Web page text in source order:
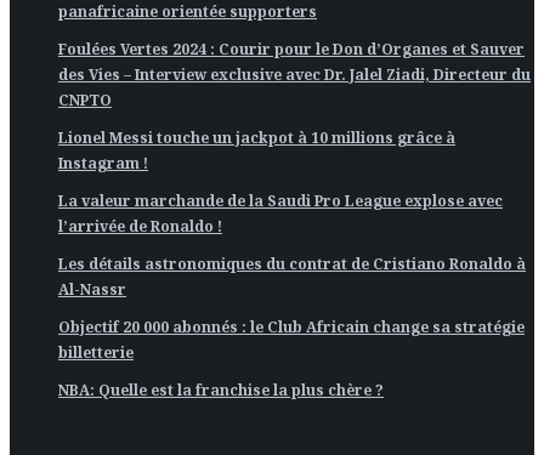
panafricaine orientée supporters
Foulées Vertes 2024 : Courir pour le Don d’Organes et Sauver
des Vies – Interview exclusive avec Dr. Jalel Ziadi, Directeur du
CNPTO
Lionel Messi touche un jackpot à 10 millions grâce à
Instagram !
La valeur marchande de la Saudi Pro League explose avec
l’arrivée de Ronaldo !
Les détails astronomiques du contrat de Cristiano Ronaldo à
Al-Nassr
Objectif 20 000 abonnés : le Club Africain change sa stratégie
billetterie
NBA: Quelle est la franchise la plus chère ?